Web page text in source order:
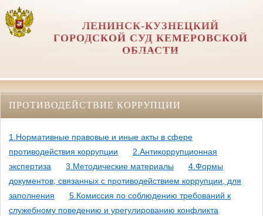
ЛЕНИНСК-КУЗНЕЦКИЙ
ГОРОДСКОЙ СУД КЕМЕРОВСКОЙ
ОБЛАСТИ
ПРОТИВОДЕЙСТВИЕ КОРРУПЦИИ
1.Нормативные правовые и иные акты в сфере
противодействия коррупции
2.Антикоррупционная
экспертиза
3.Методические материалы
4.Формы
документов, связанных с противодействием коррупции, для
заполнения
5.Комиссия по соблюдению требований к
служебному поведению и урегулированию конфликта